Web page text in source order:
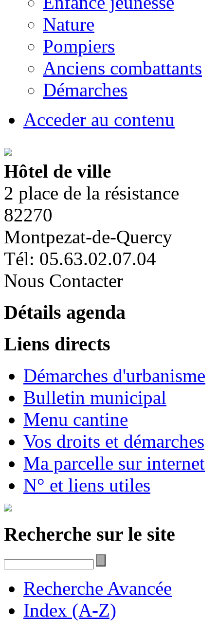
Nature
Pompiers
Anciens combattants
Démarches
Acceder au contenu
Hôtel de ville
2 place de la résistance
82270
Montpezat-de-Quercy
Tél: 05.63.02.07.04
Nous Contacter
Détails agenda
Liens directs
Démarches d'urbanisme
Bulletin municipal
Menu cantine
Vos droits et démarches
Ma parcelle sur internet
N° et liens utiles
Recherche sur le site
Recherche Avancée
Index (A-Z)